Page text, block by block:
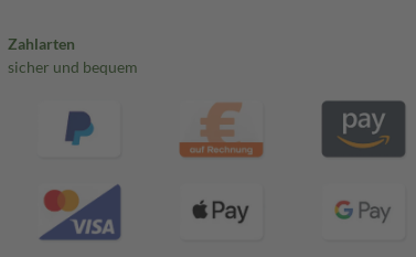
Zahlarten
sicher und bequem